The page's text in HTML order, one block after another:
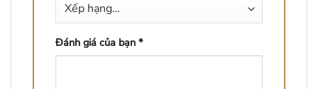
Đánh giá của bạn *